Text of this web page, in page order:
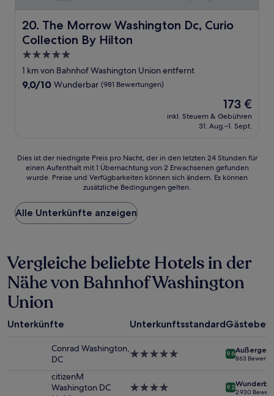
20. The Morrow Washington Dc, Curio
Collection By Hilton
The Morrow Washington Dc, Curio Collection By Hilton
5.0-
Sterne-
Unterkunft
1 km von Bahnhof Washington Union entfernt
9.0
9,0/10 Wunderbar (981 Bewertungen)
Der
Preis
beträgt
173 €
inkl. Steuern & Gebühren
31. Aug.–1. Sept.
Dies
der
Preis
pro
Nacht,
den
letzten
24 Stunden
für
einen
mit
2 Erwachsenen
Dies ist der niedrigste Preis pro Nacht, der in den letzten 24 Stunden für
einen Aufenthalt mit 1 Übernachtung von 2 Erwachsenen gefunden
wurde. Preise und Verfügbarkeiten können sich ändern. Es können
zusätzliche Bedingungen gelten.
Alle Unterkünfte anzeigen
Vergleiche beliebte Hotels in der
Nähe von Bahnhof Washington
Union
Unterkünfte Unterkunftsstandard
Conrad Washington,
DC
5.0-
9.6
863
citizenM
Washington DC
4.0-
9.2
2.930